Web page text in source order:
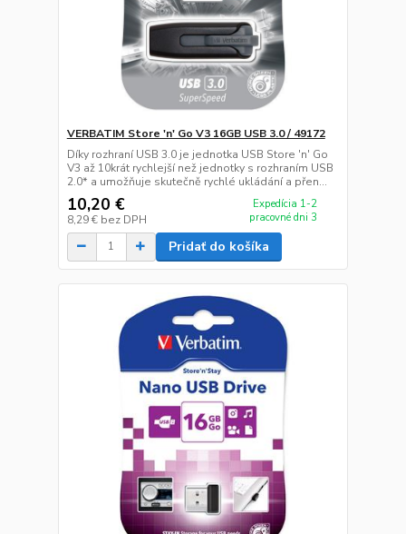
VERBATIM Store 'n' Go V3 16GB USB 3.0 / 49172
Díky rozhraní USB 3.0 je jednotka USB Store 'n' Go
V3 až 10krát rychlejší než jednotky s rozhraním USB
2.0* a umožňuje skutečně rychlé ukládání a přen...
10,20 €
8,29 € bez DPH
Expedícia 1-2
pracovné dni 3
Pridať do košíka